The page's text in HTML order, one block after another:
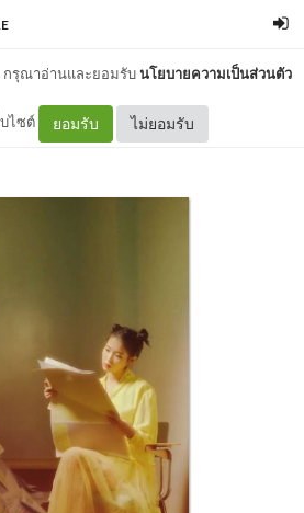
กรุณาอ่านและยอมรับนโยบายความเป็นส่วนตัว
บไซต์ ยอมรับ ไม่ยอมรับ